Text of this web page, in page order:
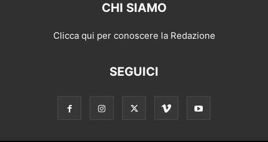
CHI SIAMO
Clicca qui per conoscere la Redazione
SEGUICI